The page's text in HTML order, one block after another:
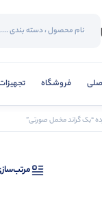
فروشگاه
“بک گراند مخمل صورتی”